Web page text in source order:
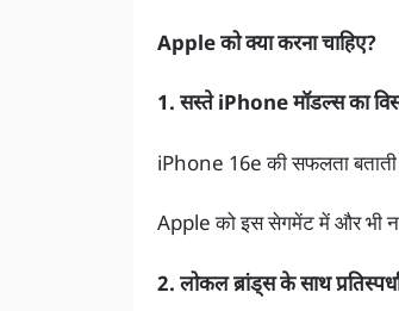
Apple को क्या करना चाहिए?
1. सस्ते iPhone मॉडल्स का
iPhone 16e की सफलता
Apple को इस सेगमेंट में और भी
2. लोकल ब्रांड्स के साथ